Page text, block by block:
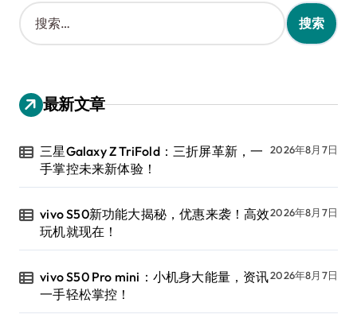
搜
索
：
最新文章
三星Galaxy Z TriFold：三折屏革新，一
手掌控未来新体验！
2026年8月7日
vivo S50新功能大揭秘，优惠来袭！高效
玩机就现在！
2026年8月7日
vivo S50 Pro mini：小机身大能量，资讯
一手轻松掌控！
2026年8月7日